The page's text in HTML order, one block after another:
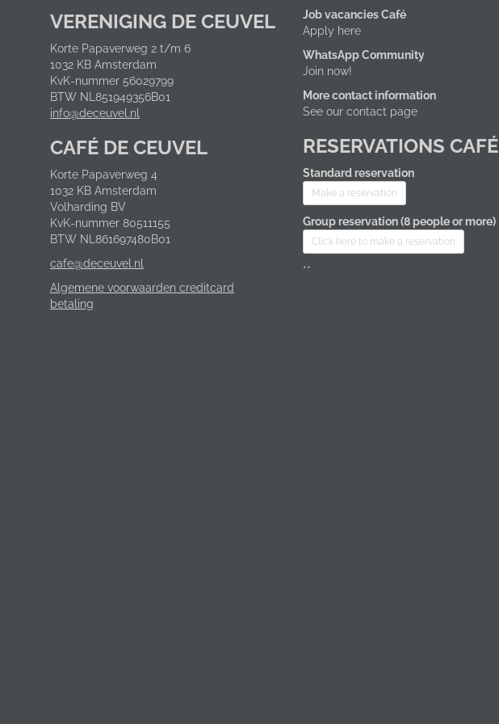
VERENIGING DE CEUVEL
Korte Papaverweg 2 t/m 6
1032 KB Amsterdam
KvK-nummer 56029799
BTW NL851949356B01
info@deceuvel.nl
CAFÉ DE CEUVEL
Korte Papaverweg 4
1032 KB Amsterdam
Volharding BV
KvK-nummer 80511155
BTW NL861697480B01
cafe@deceuvel.nl
Algemene voorwaarden creditcard
betaling
Job vacancies Café
Apply here
WhatsApp Community
Join now!
More contact information
See our contact page
RESERVATIONS CAFÉ
Standard reservation
Make a reservation
Group reservation (8 people or more)
Click here to make a reservation
**